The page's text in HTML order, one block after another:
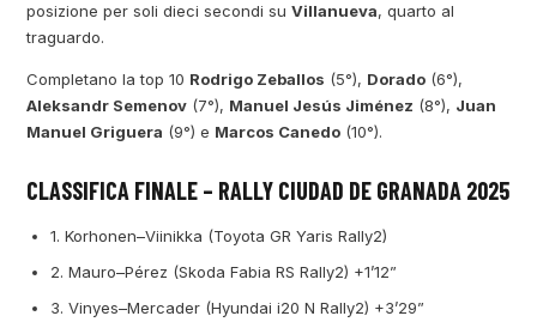
posizione per soli dieci secondi suVillanueva, quarto al
traguardo.
Completano la top 10 Rodrigo Zeballos (5°), Dorado (6°),
Aleksandr Semenov (7°), Manuel Jesús Jiménez (8°), Juan
Manuel Griguera (9°) e Marcos Canedo (10°).
CLASSIFICA FINALE – RALLY CIUDAD DE GRANADA 2025
1. Korhonen–Viinikka (Toyota GR Yaris Rally2)
2. Mauro–Pérez (Skoda Fabia RS Rally2) +1’12”
3. Vinyes–Mercader (Hyundai i20 N Rally2) +3’29”